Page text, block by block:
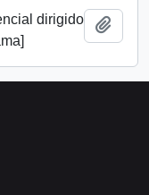
dirigido